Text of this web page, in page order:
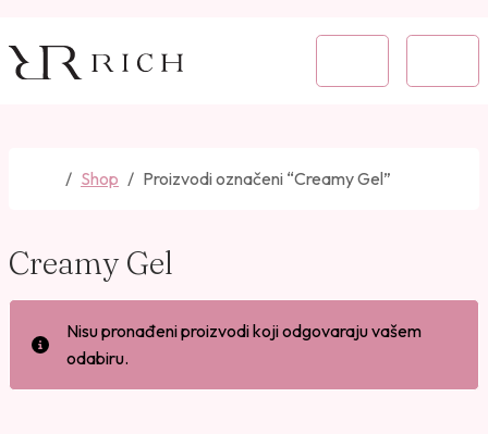
Menu
HomeShop Proizvodi označeni “Creamy Gel”
Creamy Gel
Nisu pronađeni proizvodi koji odgovaraju vašem
odabiru.